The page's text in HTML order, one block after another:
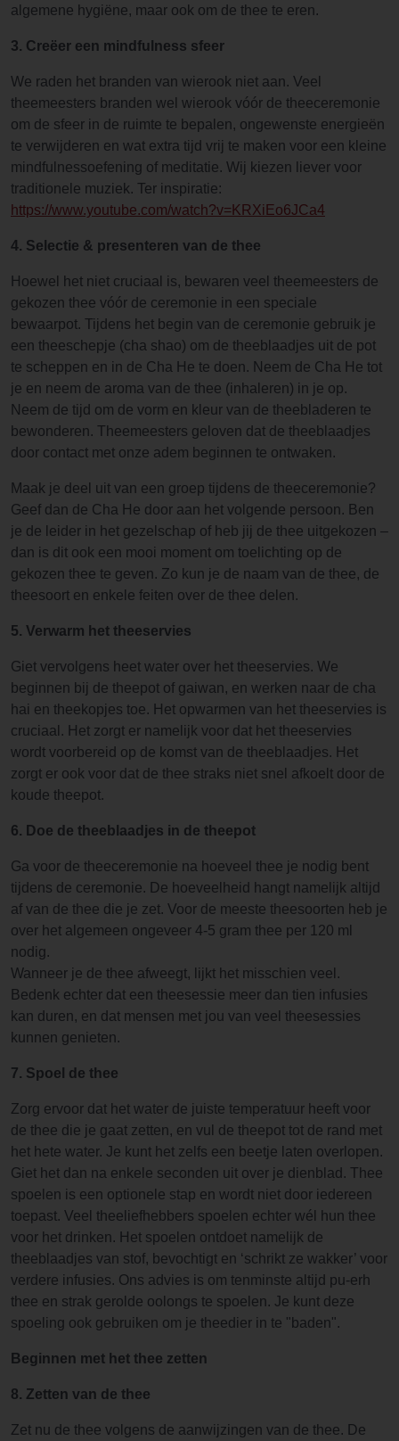
algemene hygiëne, maar ook om de thee te eren.
3. Creëer een mindfulness sfeer
We raden het branden van wierook niet aan. Veel
theemeesters branden wel wierook vóór de theeceremonie
om de sfeer in de ruimte te bepalen, ongewenste energieën
te verwijderen en wat extra tijd vrij te maken voor een kleine
mindfulnessoefening of meditatie. Wij kiezen liever voor
traditionele muziek. Ter inspiratie:
https://www.youtube.com/watch?v=KRXiEo6JCa4
4. Selectie & presenteren van de thee
Hoewel het niet cruciaal is, bewaren veel theemeesters de
gekozen thee vóór de ceremonie in een speciale
bewaarpot. Tijdens het begin van de ceremonie gebruik je
een theeschepje (cha shao) om de theeblaadjes uit de pot
te scheppen en in de Cha He te doen. Neem de Cha He tot
je en neem de aroma van de thee (inhaleren) in je op.
Neem de tijd om de vorm en kleur van de theebladeren te
bewonderen. Theemeesters geloven dat de theeblaadjes
door contact met onze adem beginnen te ontwaken.
Maak je deel uit van een groep tijdens de theeceremonie?
Geef dan de Cha He door aan het volgende persoon. Ben
je de leider in het gezelschap of heb jij de thee uitgekozen –
dan is dit ook een mooi moment om toelichting op de
gekozen thee te geven. Zo kun je de naam van de thee, de
theesoort en enkele feiten over de thee delen.
5. Verwarm het theeservies
Giet vervolgens heet water over het theeservies. We
beginnen bij de theepot of gaiwan, en werken naar de cha
hai en theekopjes toe. Het opwarmen van het theeservies is
cruciaal. Het zorgt er namelijk voor dat het theeservies
wordt voorbereid op de komst van de theeblaadjes. Het
zorgt er ook voor dat de thee straks niet snel afkoelt door de
koude theepot.
6. Doe de theeblaadjes in de theepot
Ga voor de theeceremonie na hoeveel thee je nodig bent
tijdens de ceremonie. De hoeveelheid hangt namelijk altijd
af van de thee die je zet. Voor de meeste theesoorten heb je
over het algemeen ongeveer 4-5 gram thee per 120 ml
nodig.
Wanneer je de thee afweegt, lijkt het misschien veel.
Bedenk echter dat een theesessie meer dan tien infusies
kan duren, en dat mensen met jou van veel theesessies
kunnen genieten.
7. Spoel de thee
Zorg ervoor dat het water de juiste temperatuur heeft voor
de thee die je gaat zetten, en vul de theepot tot de rand met
het hete water. Je kunt het zelfs een beetje laten overlopen.
Giet het dan na enkele seconden uit over je dienblad. Thee
spoelen is een optionele stap en wordt niet door iedereen
toepast. Veel theeliefhebbers spoelen echter wél hun thee
voor het drinken. Het spoelen ontdoet namelijk de
theeblaadjes van stof, bevochtigt en ‘schrikt ze wakker’ voor
verdere infusies. Ons advies is om tenminste altijd pu-erh
thee en strak gerolde oolongs te spoelen. Je kunt deze
spoeling ook gebruiken om je theedier in te "baden".
Beginnen met het thee zetten
8. Zetten van de thee
Zet nu de thee volgens de aanwijzingen van de thee. De